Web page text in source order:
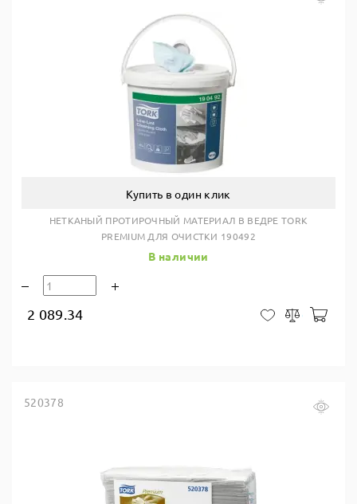
Купить в один клик
НЕТКАНЫЙ ПРОТИРОЧНЫЙ МАТЕРИАЛ В ВЕДРЕ TORK
PREMIUM ДЛЯ ОЧИСТКИ 190492
В наличии
2 089.34 В закладки
Сравнить
520378